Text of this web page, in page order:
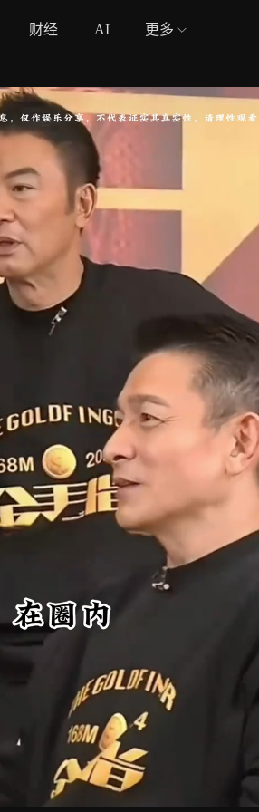
财经 AI 更多